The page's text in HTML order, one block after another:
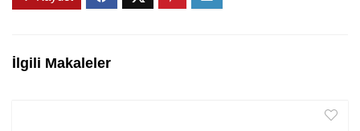
İlgili Makaleler